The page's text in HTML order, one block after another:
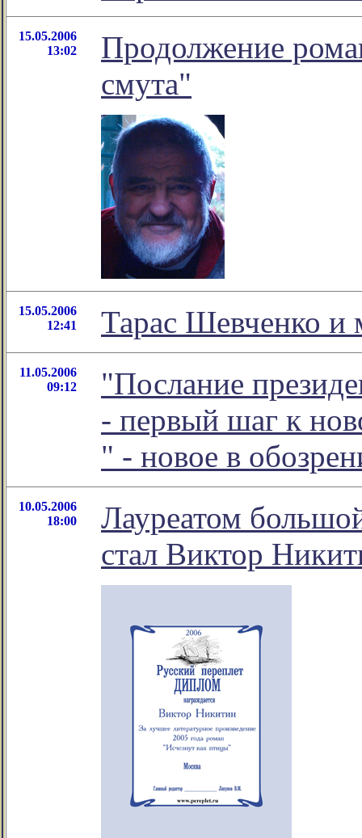
15.05.2006
13:02
Продолжение
смута"
15.05.2006
12:41
Тарас Шевченко и
11.05.2006
09:12
"Послание
- первый шаг к
" - новое в
10.05.2006
18:00
Лауреатом
стал Виктор